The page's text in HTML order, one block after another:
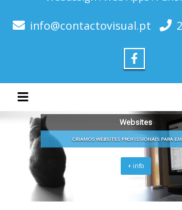
info@contactovisual.pt
Toggle navigation
CRIAMOS WEBSITES PROFISSIONAIS PARA EMPRESAS